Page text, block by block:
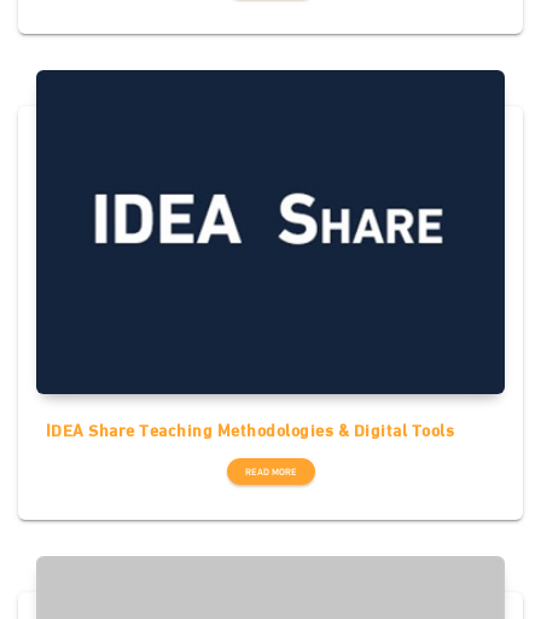
IDEA Share Teaching Methodologies & Digital Tools
READ MORE